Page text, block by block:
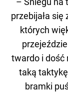
przebijała się
których
twardo i dość
taką
bramki